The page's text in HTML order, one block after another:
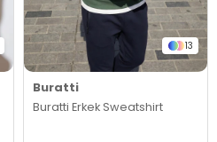
13
Buratti
Buratti Erkek Sweatshirt